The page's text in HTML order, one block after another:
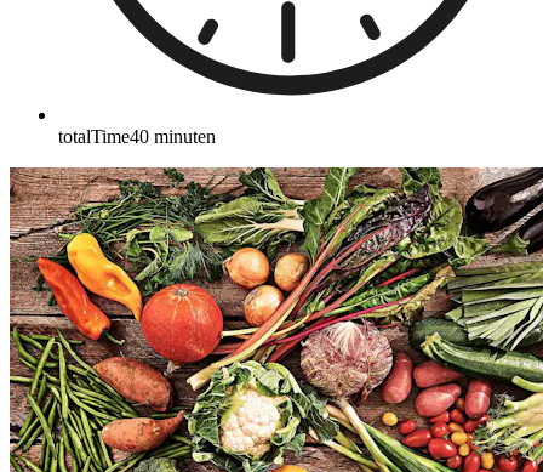
totalTime40 minuten